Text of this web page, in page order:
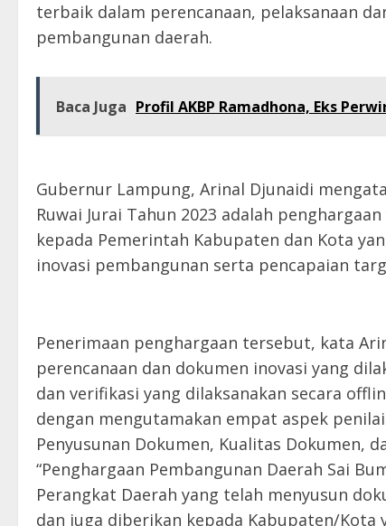
terbaik dalam perencanaan, pelaksanaan
pembangunan daerah.
Baca Juga Profil AKBP Ramadhona, Eks
Gubernur Lampung, Arinal Djunaidi
Ruwai Jurai Tahun 2023 adalah
kepada Pemerintah Kabupaten dan Kota
inovasi pembangunan serta pencapaian
Penerimaan penghargaan tersebut, kata
perencanaan dan dokumen inovasi yang
dan verifikasi yang dilaksanakan secara
dengan mengutamakan empat aspek
Penyusunan Dokumen, Kualitas Dokumen,
“Penghargaan Pembangunan Daerah Sai
Perangkat Daerah yang telah menyusun
dan juga diberikan kepada Kabupaten/Kota